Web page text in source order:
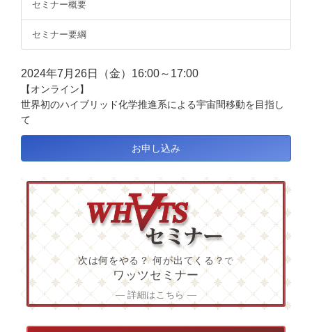
セミナー概要
セミナー要綱
2024年7月26日（金）16:00～17:00
【オンライン】
世界初のハイブリッド化学推進系による宇宙間移動を目指し
て
お申し込み
次は何をやる？ 何が出てくる？ で
ワッツセミナー
― 詳細はこちら ―